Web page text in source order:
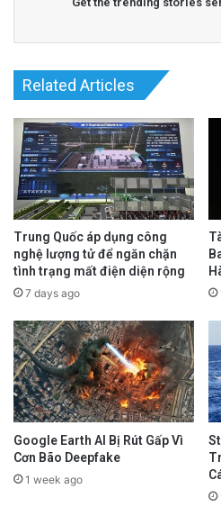
Related Articles
Trung Quốc áp dụng công
nghệ lượng tử để ngăn chặn
tình trạng mất điện diện rộng
7 days ago
Google Earth AI Bị Rút Gấp Vì
Cơn Bão Deepfake
1 week ago